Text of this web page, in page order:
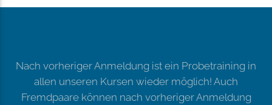
Nach vorheriger Anmeldung ist ein Probetraining in
allen unseren Kursen wieder möglich! Auch
Fremdpaare können nach vorheriger Anmeldung